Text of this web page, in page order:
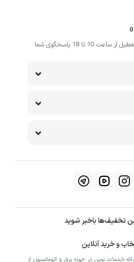
از شنبه تا پنج شنبه به جز ایام تعطیل از ساعت 10 تا 18 پاسخگوی شما
تخفیف‌ها باخبر شوید
و خرید آنلاین
خدمات نوین در حوزه برق و اتوماسیون از